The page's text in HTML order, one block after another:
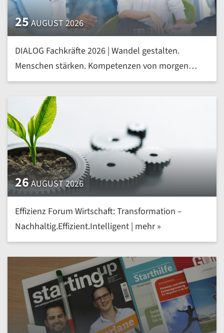
25AUGUST 2026
DIALOG Fachkräfte 2026 | Wandel gestalten.
Menschen stärken. Kompetenzen von morgen
heute entwickeln | mehr »
26AUGUST 2026
Effizienz Forum Wirtschaft: Transformation –
Nachhaltig.Effizient.Intelligent | mehr »